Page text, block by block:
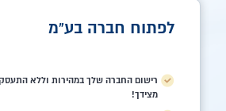
לפתוח חברה בע"מ
רישום החברה שלך במהירות וללא
מצידך!